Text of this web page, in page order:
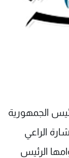
الجمهورية
الراعي
الرئيس